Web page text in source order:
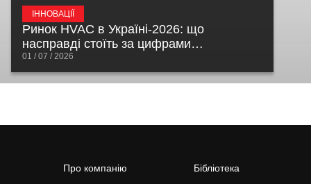
ІННОВАЦІЇ
Ринок HVAC в Україні-2026: що
насправді стоїть за цифрами
відновлення
01 / 07 / 2026
Про компанію Бібліотека